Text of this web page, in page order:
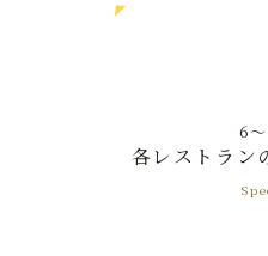
6
各レストラン